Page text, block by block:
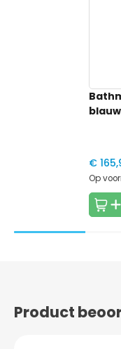
blauw
€
Op
Product